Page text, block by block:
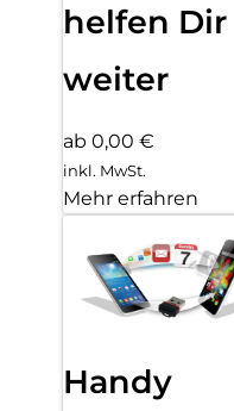
helfen Dir
weiter
ab 0,00 €
inkl. MwSt.
Mehr erfahren
Handy